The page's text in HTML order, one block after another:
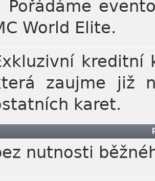
Pořádáme
World Elite.
kreditní
zaujme již
karet.
nutnosti